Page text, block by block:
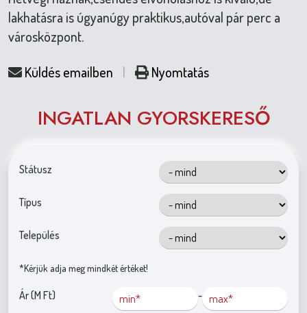
lakhatásra is úgyanúgy praktikus,autóval pár perc a
városközpont.
Küldés emailben
| Nyomtatás
INGATLAN GYORSKERESŐ
Státusz
Típus
Település
*Kérjük adja meg mindkét értéket!
Ár (M Ft) -